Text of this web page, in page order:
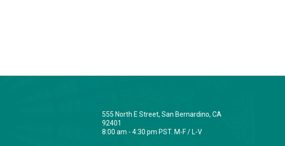
555 North E Street, San Bernardino, CA
92401
8:00 am - 4:30 pm PST. M-F / L-V